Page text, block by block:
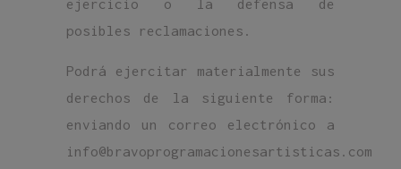
ejercicio o la defensa de
posibles reclamaciones.
Podrá ejercitar materialmente sus
derechos de la siguiente forma:
enviando un correo electrónico a
info@bravoprogramacionesartisticas.com